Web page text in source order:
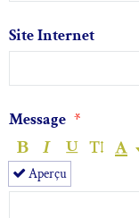
Site Internet
Message
Aperçu